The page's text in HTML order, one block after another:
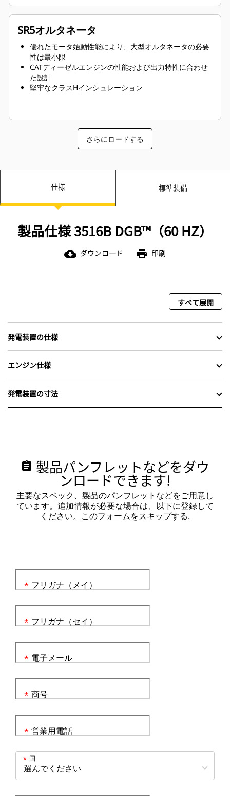
SR5オルタネータ
優れたモータ始動性能により、大型オルタネータの必要
性は最小限
CATディーゼルエンジンの性能および出力特性に合わせ
た設計
堅牢なクラスHインシュレーション
さらにロードする
仕様 標準装備
製品仕様 3516B DGB™（60 HZ）
cloud_download ダウンロード print 印刷
すべて展開
発電装置の仕様
エンジン仕様
発電装置の寸法
assignment 製品パンフレットなどをダウ
ンロードできます!
主要なスペック、製品のパンフレットなどをご用意し
ています。追加情報が必要な場合は、以下に登録して
ください。 このフォームをスキップする.
フリガナ（メイ）
*
フリガナ（セイ）
*
電子メール
*
商号
*
営業用電話
*
国
*